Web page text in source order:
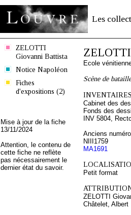
Les
ZELOTTI
Giovanni Battista
Notice Napoléon
Fiches
d'expositions (2)
Mise à jour de la fiche
13/11/2024
Attention, le contenu de
cette fiche ne reflète
pas nécessairement le
dernier état du savoir.
Ecole
Scène de bataille
Cabinet des
Fonds des
INV 5804,
Anciens
NIII1759
MA1691
Petit format
ZELOTTI
Châtelet, Albert